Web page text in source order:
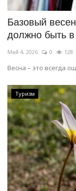
Базовый
должно быть
Май 4, 2026 0 128
Весна – это всегда
Туризм